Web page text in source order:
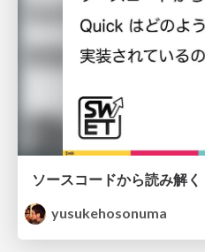
yusukehosonuma